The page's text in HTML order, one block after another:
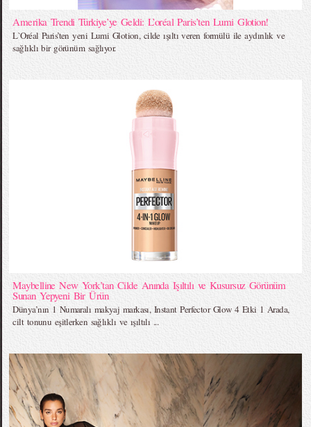
Amerika Trendi Türkiye’ye Geldi: L’oréal Paris’ten Lumi Glotion!
L`Oréal Paris’ten yeni Lumi Glotion, cilde ışıltı veren formülü ile aydınlık ve
sağlıklı bir görünüm sağlıyor.
Maybelline New York’tan Cilde Anında Işıltılı ve Kusursuz Görünüm
Sunan Yepyeni Bir Ürün
Dünya’nın 1 Numaralı makyaj markası, Instant Perfector Glow 4 Etki 1 Arada,
cilt tonunu eşitlerken sağlıklı ve ışıltılı ...